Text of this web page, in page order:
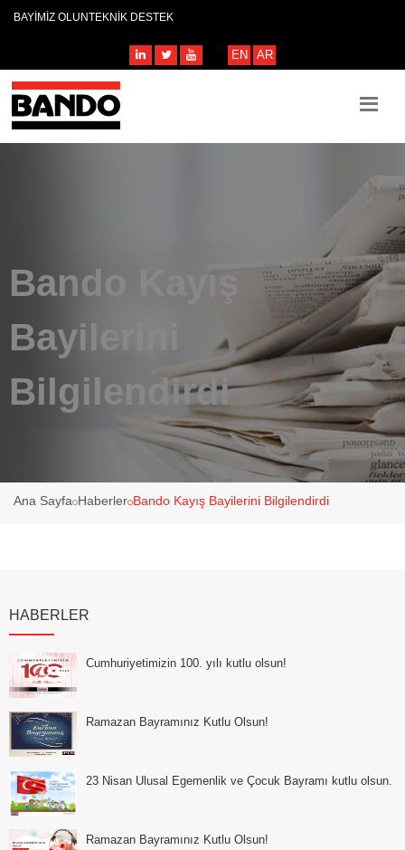
BAYİMİZ OLUNTEKNİK DESTEK
EN AR
Bando Kayış
Bayilerini
Bilgilendirdi
Ana Sayfa Haberler Bando Kayış Bayilerini Bilgilendirdi
HABERLER
Cumhuriyetimizin 100. yılı kutlu olsun!
Ramazan Bayramınız Kutlu Olsun!
23 Nisan Ulusal Egemenlik ve Çocuk Bayramı kutlu olsun.
Ramazan Bayramınız Kutlu Olsun!